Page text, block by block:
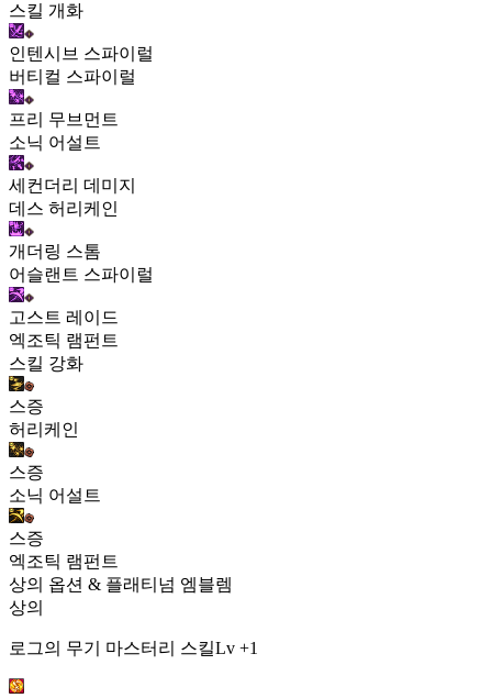
스킬 개화
인텐시브 스파이럴
버티컬 스파이럴
프리 무브먼트
소닉 어설트
세컨더리 데미지
데스 허리케인
개더링 스톰
어슬랜트 스파이럴
고스트 레이드
엑조틱 램펀트
스킬 강화
스증
허리케인
스증
소닉 어설트
스증
엑조틱 램펀트
상의 옵션 & 플래티넘 엠블렘
상의
로그의 무기 마스터리 스킬Lv +1